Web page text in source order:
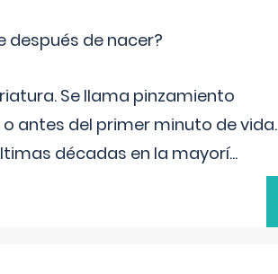
después de nacer?
Se llama pinzamiento
antes del primer minuto de vida.
décadas en la mayorí...